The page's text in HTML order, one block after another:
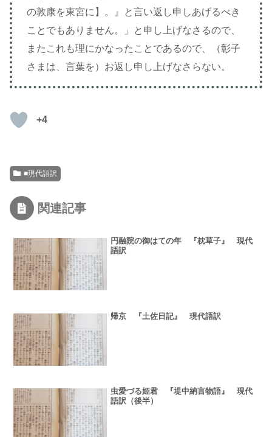
の敦康を東宮に】。』と言い返し申しあげるべき
ことでもありません。」と申し上げなさるので、
またこれも理にかなったことであるので、（彰子
さまは、言葉を）お返し申し上げなさらない。
+4
■現代語訳
関連記事
円融院の御はての年 『枕草子』 現代
語訳
帰京 『土佐日記』 現代語訳
虫愛づる姫君 『堤中納言物語』 現代
語訳（後半）